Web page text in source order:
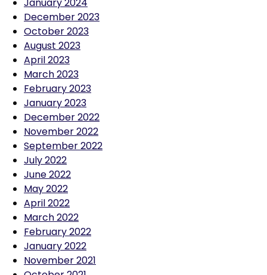
December 2023
October 2023
August 2023
April 2023
March 2023
February 2023
January 2023
December 2022
November 2022
September 2022
July 2022
June 2022
May 2022
April 2022
March 2022
February 2022
January 2022
November 2021